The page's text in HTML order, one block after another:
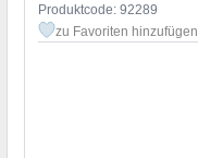
Produktcode: 92289
zu Favoriten hinzufügen